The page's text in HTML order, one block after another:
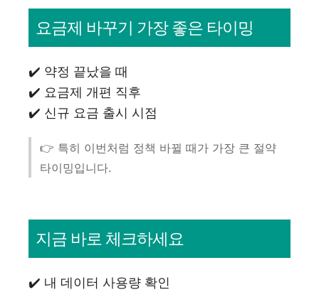
요금제 바꾸기 가장 좋은 타이밍
✔️ 약정 끝났을 때
✔️ 요금제 개편 직후
✔️ 신규 요금 출시 시점
👉 특히 이번처럼 정책 바뀔 때가 가장 큰 절약
타이밍입니다.
지금 바로 체크하세요
✔️ 내 데이터 사용량 확인